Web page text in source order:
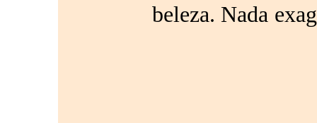
beleza. Nada